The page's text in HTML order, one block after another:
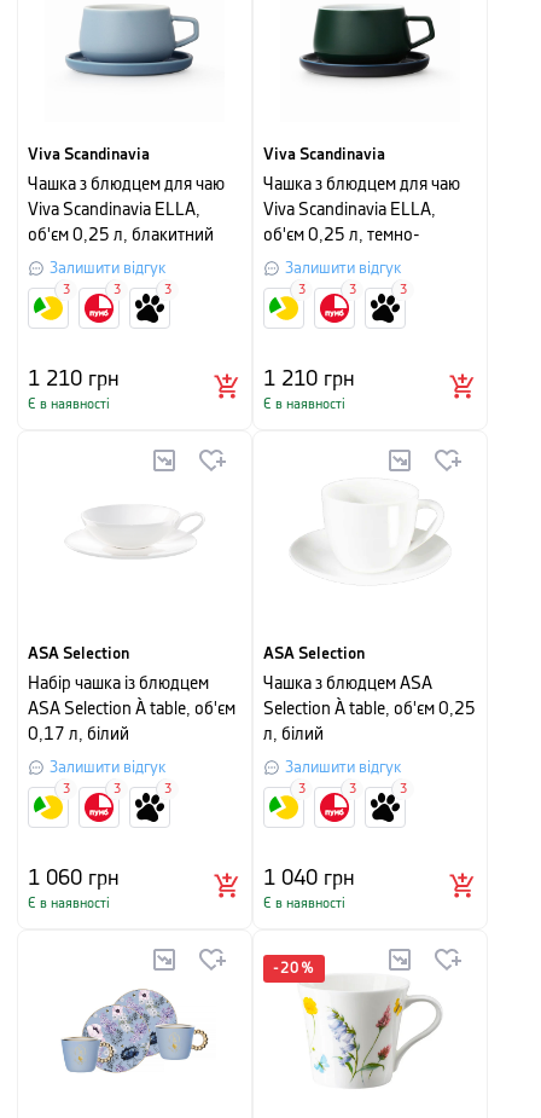
Viva Scandinavia
Чашка з блюдцем для чаю
Viva Scandinavia ELLA,
об'єм 0,25 л, блакитний
Залишити відгук
1 210 грн
Є в наявності
3 3 3
Viva Scandinavia
Чашка з блюдцем для чаю
Viva Scandinavia ELLA,
об'єм 0,25 л, темно-
зелений
Залишити відгук
1 210 грн
Є в наявності
3 3 3
ASA Selection
Набір чашка із блюдцем
ASA Selection À table, об'єм
0,17 л, білий
Залишити відгук
1 060 грн
Є в наявності
3 3 3
ASA Selection
Чашка з блюдцем ASA
Selection À table, об'єм 0,25
л, білий
Залишити відгук
1 040 грн
Є в наявності
3 3 3
-20 %